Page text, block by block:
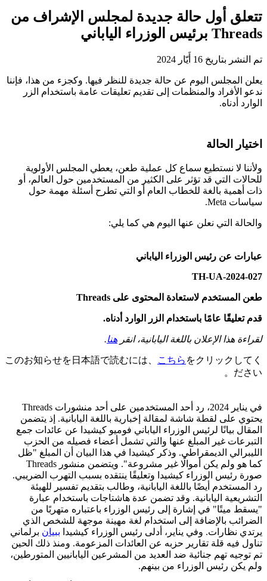
تتعلق أول حالة جديدة لمجلس الإشراف من
Threads برئيس الوزراء الياباني
تم النشر بتاريخ 16 أَيّار 2024
يعلن المجلس اليوم عن حالة جديدة للنظر فيها. وكجزء من هذا، فإننا
ندعو الأفراد والمنظمات إلى تقديم تعليقات عامة باستخدام الزر
الوارد أدناه.
اختيار الحالة
ولأننا لا نستطيع سماع كل عملية طعن، يعطي المجلس الأولوية
للحالات التي قد تؤثر على الكثير من المستخدمين حول العالم، أو
ذات أهمية بالغة للخطاب العام أو التي تطرح أسئلة مهمة حول
سياسات Meta.
والحالة التي نعلن عنها اليوم هي كما يلي:
عبارات عن رئيس الوزراء الياباني
2024-027-TH-UA
طعن المستخدم لاستعادة المحتوى على Threads
قدم تعليقًا عامًا باستخدام الزر الوارد أدناه.
لقراءة هذا الإعلان باللغة اليابانية، انقر هنا.
このお知らせを日本語で読むには、 こちら をクリックしてく
ださい。
في يناير 2024، رد أحد المستخدمين على أحد منشورات Threads
يحتوي على لقطة شاشة لمقالة إخبارية باللغة اليابانية. إذ يتضمن
المقال بيانًا لرئيس الوزراء الياباني فوميو كيشيدا عن عائدات جمع
التبرعات غير المبلغ عنها والتي تشمل أعضاء فصيله من الحزب
الليبرالي الديمقراطي. وذكر كيشيدا في هذا البيان أن المبلغ "ظل
كما هو ولم يكن أموالًا غير مشروعة". ويتضمن منشور Threads
صورة رئيس الوزراء كيشيدا وتعليقًا ينتقده بسبب التهرب الضريبي.
رد المستخدم أيضًا باللغة اليابانية، وطالب بتقديم تفسير للهيئة
التشريعية اليابانية. وقد تضمن عدة هاشتاجات باستخدام عبارة
"يسقط ميتًا" في إشارة إلى رئيس الوزراء باعتباره متهربًا من
الضرائب بالإضافة إلى استخدام لغة مهينة موجهة للشخص الذي
يرتدي نظارات. وفي يناير، أدلى رئيس الوزراء كيشيدا ببيان برلماني
تناول فيه قلة تقارير حزبه عن العائدات المزعومة. ومنذ ذلك الحين
تم توجيه تهم جنائية ضد العديد من المشرعين اليابانيين المتورطين،
ولم يكن رئيس الوزراء من بينهم.